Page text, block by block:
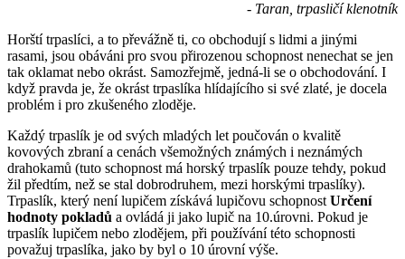
- Taran, trpasličí klenotník
Horští trpaslíci, a to převážně ti, co obchodují s lidmi a jinými
rasami, jsou obáváni pro svou přirozenou schopnost nenechat se jen
tak oklamat nebo okrást. Samozřejmě, jedná-li se o obchodování. I
když pravda je, že okrást trpaslíka hlídajícího si své zlaté, je docela
problém i pro zkušeného zloděje.
Každý trpaslík je od svých mladých let poučován o kvalitě
kovových zbraní a cenách všemožných známých i neznámých
drahokamů (tuto schopnost má horský trpaslík pouze tehdy, pokud
žil předtím, než se stal dobrodruhem, mezi horskými trpaslíky).
Trpaslík, který není lupičem získává lupičovu schopnost Určení
hodnoty pokladů a ovládá ji jako lupič na 10.úrovni. Pokud je
trpaslík lupičem nebo zlodějem, při používání této schopnosti
považuj trpaslíka, jako by byl o 10 úrovní výše.